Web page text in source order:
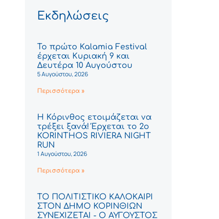
Εκδηλώσεις
Το πρώτο Kalamia Festival
έρχεται Κυριακή 9 και
Δευτέρα 10 Αυγούστου
5 Αυγούστου, 2026
Περισσότερα »
Η Κόρινθος ετοιμάζεται να
τρέξει ξανά! Έρχεται το 2ο
KORINTHOS RIVIERA NIGHT
RUN
1 Αυγούστου, 2026
Περισσότερα »
ΤΟ ΠΟΛΙΤΙΣΤΙΚΟ ΚΑΛΟΚΑΙΡΙ
ΣΤΟΝ ΔΗΜΟ ΚΟΡΙΝΘΙΩΝ
ΣΥΝΕΧΙΖΕΤΑΙ - Ο ΑΥΓΟΥΣΤΟΣ